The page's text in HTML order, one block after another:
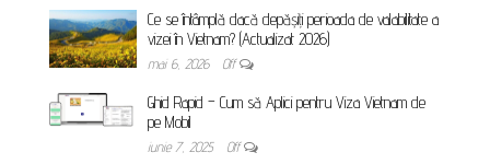
Ce se întâmplă dacă depășiți perioada de valabilitate a
vizei în Vietnam? (Actualizat 2026)
mai 6, 2026 Off
Ghid Rapid – Cum să Aplici pentru Viza Vietnam de
pe Mobil
iunie 7, 2025 Off